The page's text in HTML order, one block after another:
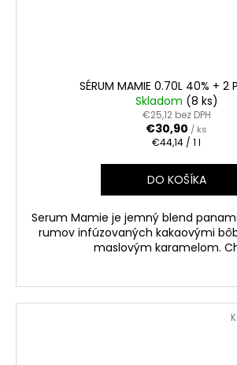
SÉRUM MAMIE 0.70L 40% + 2
Skladom (8 ks)
€25,12 bez DPH
€30,90 / ks
Jednotková
€44,14 / 1 l
DO KOŠÍKA
Serum Mamie je jemný blend
rumov infúzovaných kakaovými
maslovým karamelom.